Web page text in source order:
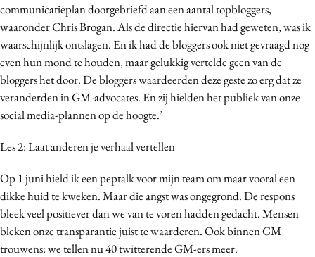
communicatieplan doorgebriefd aan een aantal topbloggers,
waaronder Chris Brogan. Als de directie hiervan had geweten, was ik
waarschijnlijk ontslagen. En ik had de bloggers ook niet gevraagd nog
even hun mond te houden, maar gelukkig vertelde geen van de
bloggers het door. De bloggers waardeerden deze geste zo erg dat ze
veranderden in GM-advocates. En zij hielden het publiek van onze
social media-plannen op de hoogte.’
Les 2: Laat anderen je verhaal vertellen
Op 1 juni hield ik een peptalk voor mijn team om maar vooral een
dikke huid te kweken. Maar die angst was ongegrond. De respons
bleek veel positiever dan we van te voren hadden gedacht. Mensen
bleken onze transparantie juist te waarderen. Ook binnen GM
trouwens: we tellen nu 40 twitterende GM-ers meer.